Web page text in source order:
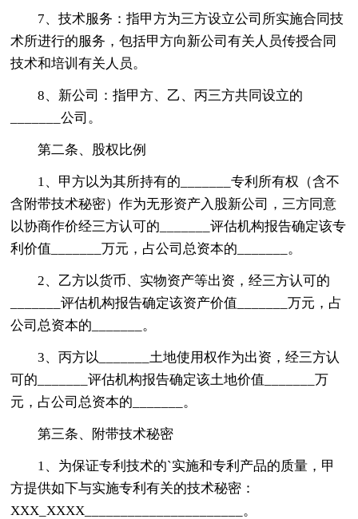
7、技术服务：指甲方为三方设立公司所实施合同技
术所进行的服务，包括甲方向新公司有关人员传授合同
技术和培训有关人员。
8、新公司：指甲方、乙、丙三方共同设立的
_______公司。
第二条、股权比例
1、甲方以为其所持有的_______专利所有权（含不
含附带技术秘密）作为无形资产入股新公司，三方同意
以协商作价经三方认可的_______评估机构报告确定该专
利价值_______万元，占公司总资本的_______。
2、乙方以货币、实物资产等出资，经三方认可的
_______评估机构报告确定该资产价值_______万元，占
公司总资本的_______。
3、丙方以_______土地使用权作为出资，经三方认
可的_______评估机构报告确定该土地价值_______万
元，占公司总资本的_______。
第三条、附带技术秘密
1、为保证专利技术的`实施和专利产品的质量，甲
方提供如下与实施专利有关的技术秘密：
XXX_XXXX______________________。